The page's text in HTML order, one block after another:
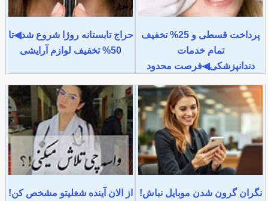
پرداخت قسطی و 25% تخفیف
تمام خدمات
دندانپزشکی◀فرصت محدود
حراج تابستانه روژا شروع شد◀تا
50% تخفیف لوازم آرایشی
نگران گرون شدن موبایل نباش!
از الان آینده شغلیتو مشخص کن!